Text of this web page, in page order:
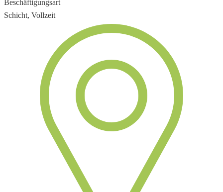
Beschäftigungsart
Schicht, Vollzeit